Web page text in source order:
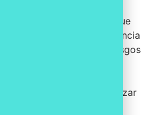
de riesgos de
Esto se debe a que
cambiar con frecuencia
enfrentar nuevos riesgos
o cambian sus
existen algunas
organización puede utilizar